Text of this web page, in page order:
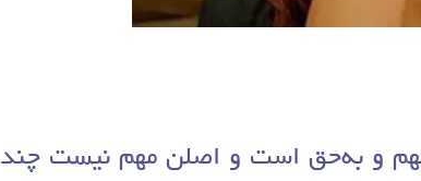
مهم و به‌حق است و اصلن مهم نیست چند